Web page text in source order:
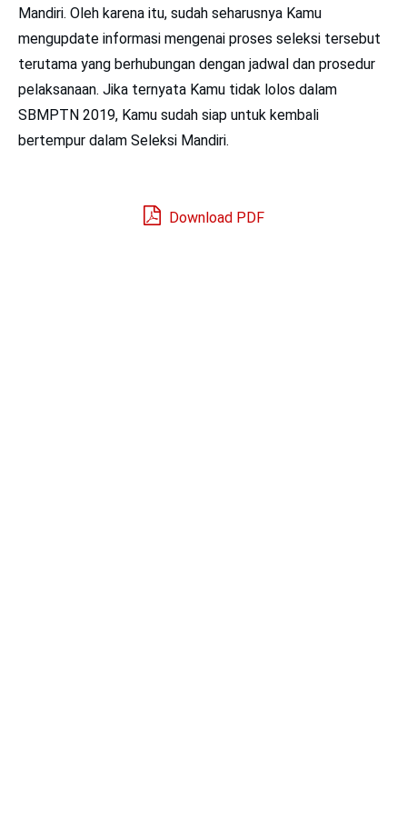
Mandiri. Oleh karena itu, sudah seharusnya Kamu
mengupdate informasi mengenai proses seleksi tersebut
terutama yang berhubungan dengan jadwal dan prosedur
pelaksanaan. Jika ternyata Kamu tidak lolos dalam
SBMPTN 2019, Kamu sudah siap untuk kembali
bertempur dalam Seleksi Mandiri.
Download PDF